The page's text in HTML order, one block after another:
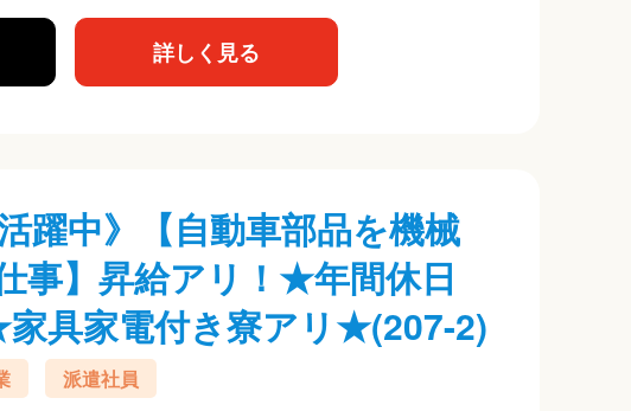
詳しく見る
躍中》【自動車部品を機械
事】昇給アリ！★年間休日
具家電付き寮アリ★(207-2)
派遣社員